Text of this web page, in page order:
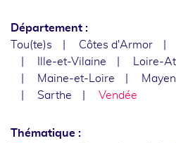
Département :
Tou(te)s
Côtes d'Armor
Ille-et-Vilaine
Loire-
Maine-et-Loire
Sarthe
Vendée
Thématique :